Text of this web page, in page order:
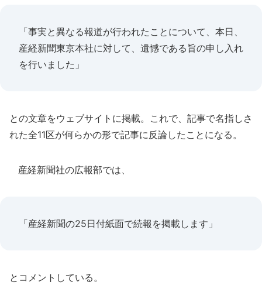
「事実と異なる報道が行われたことについて、本日、
産経新聞東京本社に対して、遺憾である旨の申し入れ
を行いました」
との文章をウェブサイトに掲載。これで、記事で名指しさ
れた全11区が何らかの形で記事に反論したことになる。
産経新聞社の広報部では、
「産経新聞の25日付紙面で続報を掲載します」
とコメントしている。